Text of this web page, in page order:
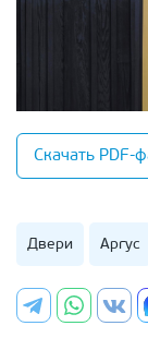
Скачать PDF-
Двери Аргус